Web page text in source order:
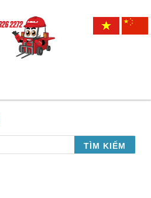
TÌM KIẾM